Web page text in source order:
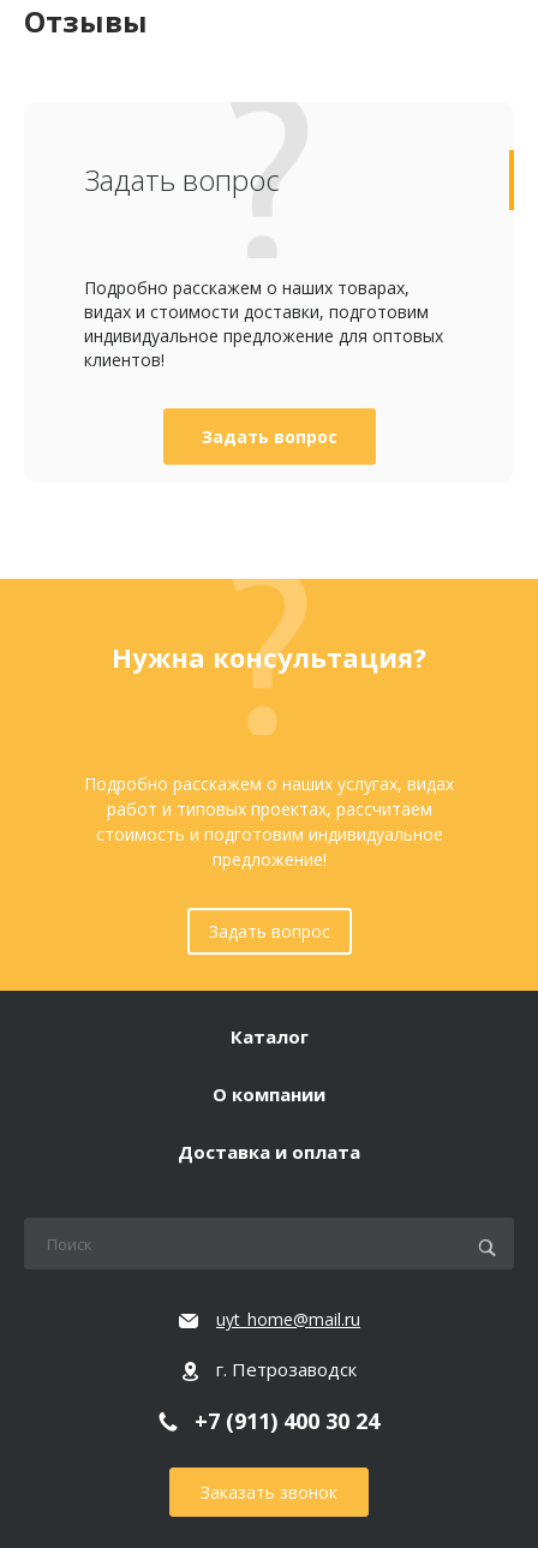
Отзывы
Задать вопрос
Подробно расскажем о наших товарах,
видах и стоимости доставки, подготовим
индивидуальное предложение для оптовых
клиентов!
Задать вопрос
Нужна консультация?
Подробно расскажем о наших услугах, видах
работ и типовых проектах, рассчитаем
стоимость и подготовим индивидуальное
предложение!
Задать вопрос
Каталог
О компании
Доставка и оплата
uyt_home@mail.ru
г. Петрозаводск
+7 (911) 400 30 24
Заказать звонок